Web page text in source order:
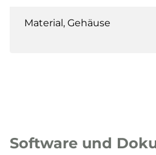
Material, Gehäuse
Software und